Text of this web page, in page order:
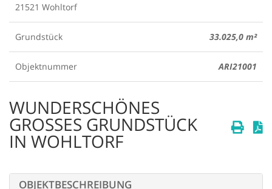
21521 Wohltorf
Grundstück 33.025,0 m²
Objektnummer ARI21001
WUNDERSCHÖNES
GROSSES GRUNDSTÜCK I
N WOHLTORF
OBJEKTBESCHREIBUNG